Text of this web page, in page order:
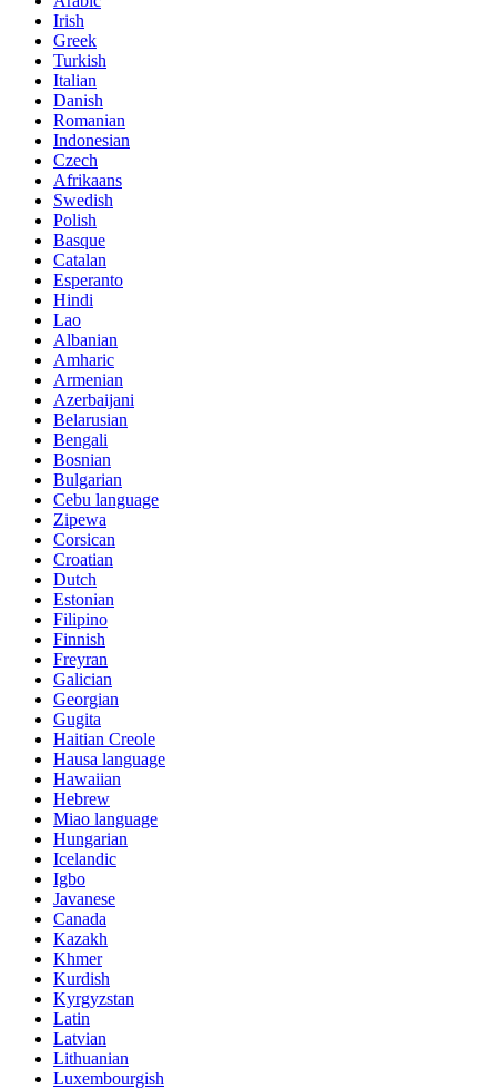
Irish
Greek
Turkish
Italian
Danish
Romanian
Indonesian
Czech
Afrikaans
Swedish
Polish
Basque
Catalan
Esperanto
Hindi
Lao
Albanian
Amharic
Armenian
Azerbaijani
Belarusian
Bengali
Bosnian
Bulgarian
Cebu language
Zipewa
Corsican
Croatian
Dutch
Estonian
Filipino
Finnish
Freyran
Galician
Georgian
Gugita
Haitian Creole
Hausa language
Hawaiian
Hebrew
Miao language
Hungarian
Icelandic
Igbo
Javanese
Canada
Kazakh
Khmer
Kurdish
Kyrgyzstan
Latin
Latvian
Lithuanian
Luxembourgish